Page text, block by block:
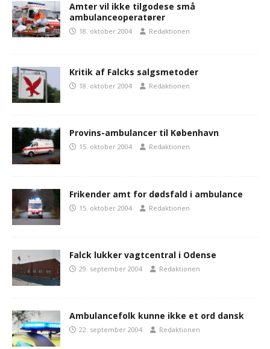
Amter vil ikke tilgodese små
ambulanceoperatører
18. oktober 2004 Redaktionen
Kritik af Falcks salgsmetoder
18. oktober 2004 Redaktionen
Provins-ambulancer til København
15. oktober 2004 Redaktionen
Frikender amt for dødsfald i ambulance
15. oktober 2004 Redaktionen
Falck lukker vagtcentral i Odense
29. september 2004 Redaktionen
Ambulancefolk kunne ikke et ord dansk
22. september 2004 Redaktionen